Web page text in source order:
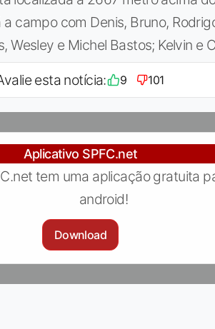
campo com Denis, Bruno,
Wesley e Michel Bastos; Kelvin e
esta notícia: 9 101
Aplicativo SPFC.net
tem uma aplicação gratuita
android!
Download